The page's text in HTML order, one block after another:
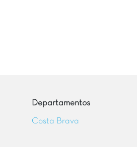
Departamentos
Costa Brava